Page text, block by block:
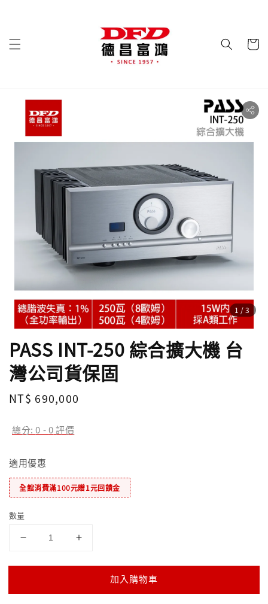
1 /3
PASS INT-250 綜合擴大機 台
灣公司貨保固
Regular
NT$ 690,000
總分:0 -0評價
適用優惠
全館消費滿100元贈1元回饋金
數量
加入購物車